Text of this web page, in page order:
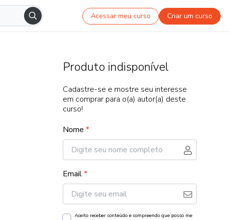
Acessar meu curso Criar um curso
Produto indisponível
Cadastre-se e mostre seu interesse
em comprar para o(a) autor(a) deste
curso!
Nome *
Email*
Aceito receber conteúdo e compreendo que posso me